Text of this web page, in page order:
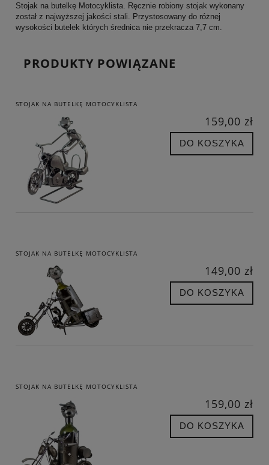
Stojak na butelkę Motocyklista. Ręcznie robiony stojak wykonany
został z najwyższej jakości stali. Przystosowany do różnej
wysokości butelek których średnica nie przekracza 7,7 cm.
PRODUKTY POWIĄZANE
STOJAK NA BUTELKĘ MOTOCYKLISTA
159,00 zł
DO KOSZYKA
STOJAK NA BUTELKĘ MOTOCYKLISTA
149,00 zł
DO KOSZYKA
STOJAK NA BUTELKĘ MOTOCYKLISTA
159,00 zł
DO KOSZYKA